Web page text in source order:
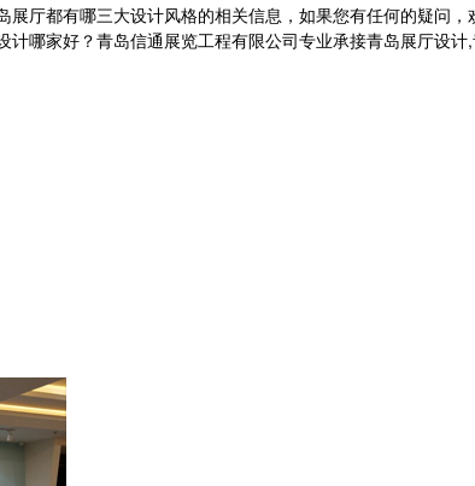
厅都有哪三大设计风格的相关信息，如果您有任何的疑问
哪家好？青岛信通展览工程有限公司专业承接青岛展厅设